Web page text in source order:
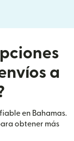
a
en Bahamas.
obtener más